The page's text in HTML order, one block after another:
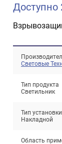
+7 (495) 925-27-29
Световые
Тип продукта
Светильник
Тип установки
Накладной
Область